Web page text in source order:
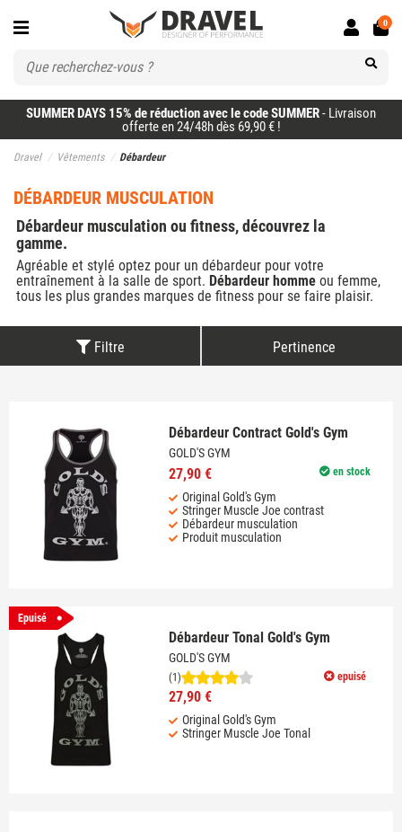
SUMMER DAYS 15% de réduction avec le code SUMMER- Livraison
offerte en 24/48h dès 69,90 € !
0
Dravel Vêtements Débardeur
DÉBARDEUR MUSCULATION
Débardeur musculation ou fitness, découvrez la
gamme.
Agréable et stylé optez pour un débardeur pour votre
entraînement à la salle de sport. Débardeur homme ou femme,
tous les plus grandes marques de fitness pour se faire plaisir.
Filtre Pertinence
Débardeur Contract Gold's Gym
GOLD'S GYM
en stock
27,90 €
Original Gold's Gym
Stringer Muscle Joe contrast
Débardeur musculation
Produit musculation
Epuisé
Débardeur Tonal Gold's Gym
GOLD'S GYM
epuisé
(1)
27,90 €
Original Gold's Gym
Stringer Muscle Joe Tonal